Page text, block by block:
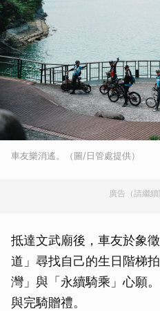
車友樂消遙。（圖/日管處提供）
廣告（請繼續
抵達文武廟後，車友於象
道」尋找自己的生日階梯
灣」與「永續騎乘」心願
與完騎贈禮。